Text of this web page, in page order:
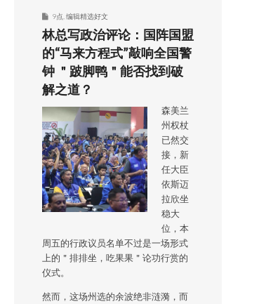
9点 编辑精选好文
林总写政治评论：国阵国盟
的“马来方程式”敲响全国警
钟 ＂跛脚鸭＂能否找到破
解之道？
森美兰
州权杖
已然交
接，新
任大臣
依斯迈
拉欣坐
稳大
位，本
周五的行政议员名单不过是一场形式
上的＂排排坐，吃果果＂论功行赏的
仪式。
然而，这场州选的余波绝非涟漪，而